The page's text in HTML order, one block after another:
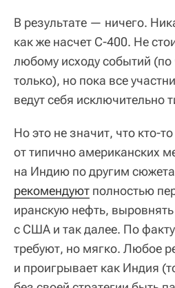
В результате — ничего.
как же насчет С-400. Не
любому исходу событий (по
только), но пока все
ведут себя исключительно
Но это не значит, что кто-
от типично американских
на Индию по другим
рекомендуют полностью
иранскую нефть,
с США и так далее. По
требуют, но мягко. Любое
и проигрывает как Индия